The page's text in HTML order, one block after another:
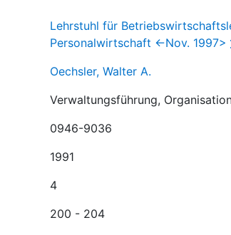
Lehrstuhl für
Personalwirtschaft <-Nov. 1997>
Oechsler, Walter A.
Verwaltungsführung,
0946-9036
1991
4
200 - 204